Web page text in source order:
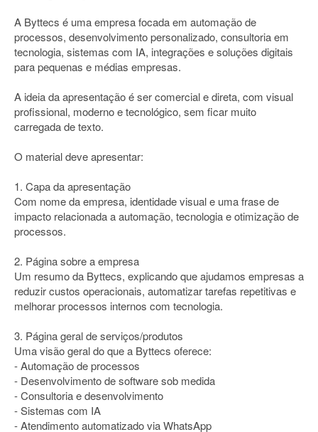
A Byttecs é uma empresa focada em automação de
processos, desenvolvimento personalizado, consultoria em
tecnologia, sistemas com IA, integrações e soluções digitais
para pequenas e médias empresas.
A ideia da apresentação é ser comercial e direta, com visual
profissional, moderno e tecnológico, sem ficar muito
carregada de texto.
O material deve apresentar:
1. Capa da apresentação
Com nome da empresa, identidade visual e uma frase de
impacto relacionada a automação, tecnologia e otimização de
processos.
2. Página sobre a empresa
Um resumo da Byttecs, explicando que ajudamos empresas a
reduzir custos operacionais, automatizar tarefas repetitivas e
melhorar processos internos com tecnologia.
3. Página geral de serviços/produtos
Uma visão geral do que a Byttecs oferece:
- Automação de processos
- Desenvolvimento de software sob medida
- Consultoria e desenvolvimento
- Sistemas com IA
- Atendimento automatizado via WhatsApp